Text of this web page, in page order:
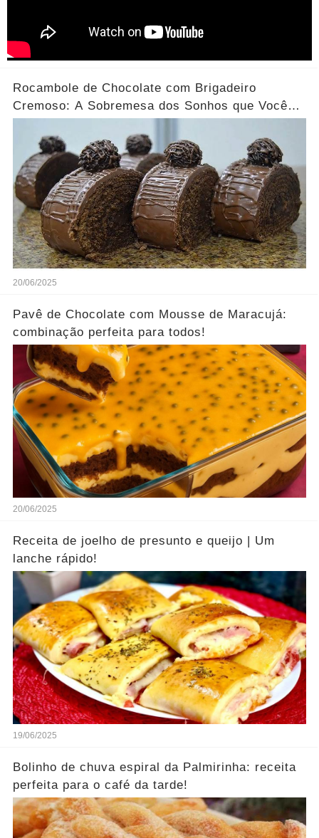
Rocambole de Chocolate com Brigadeiro
Cremoso: A Sobremesa dos Sonhos que Você
20/06/2025
Pavê de Chocolate com Mousse de Maracujá:
combinação perfeita para todos!
20/06/2025
Receita de joelho de presunto e queijo | Um
lanche rápido!
19/06/2025
Bolinho de chuva espiral da Palmirinha: receita
perfeita para o café da tarde!